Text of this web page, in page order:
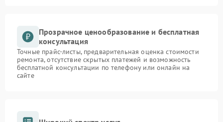
Прозрачное ценообразование и бесплатная
консультация
Точные прайс-листы, предварительная оценка стоимости
ремонта, отсутствие скрытых платежей и возможность
бесплатной консультации по телефону или онлайн на
сайте